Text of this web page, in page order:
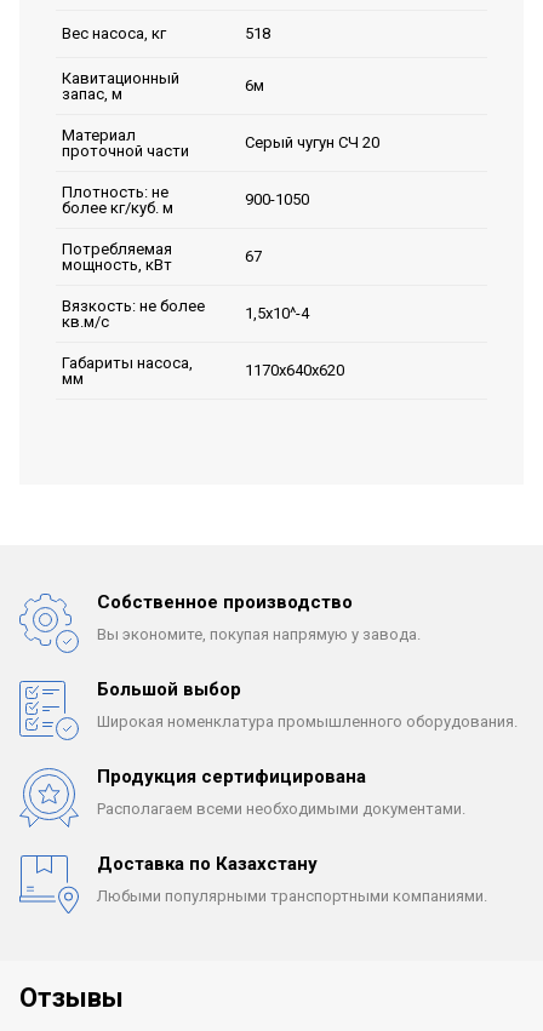
Вес насоса, кг 518
Кавитационный
запас, м
6м
Материал
проточной части
Серый чугун СЧ 20
Плотность: не
более кг/куб. м
900-1050
Потребляемая
мощность, кВт
67
Вязкость: не более
кв.м/с
1,5х10^-4
Габариты насоса,
мм
1170х640х620
Собственное производство
Вы экономите, покупая напрямую у завода.
Большой выбор
Широкая номенклатура промышленного оборудования.
Продукция сертифицирована
Располагаем всеми необходимыми документами.
Доставка по Казахстану
Любыми популярными транспортными компаниями.
Отзывы